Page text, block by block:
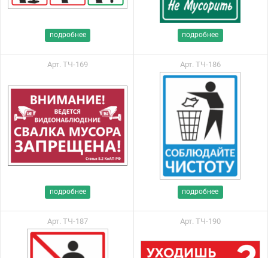
подробнее подробнее
Арт. ТЧ-169
подробнее
Арт. ТЧ-186
подробнее
Арт. ТЧ-187 Арт. ТЧ-190